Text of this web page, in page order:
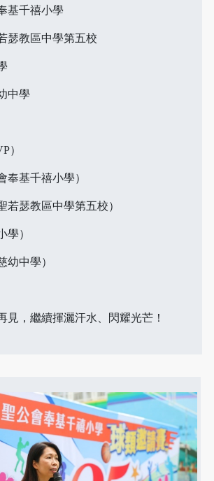
基千禧小學
教區中學第五校
中學
）
奉基千禧小學）
若瑟教區中學第五校）
學）
幼中學）
見，繼續揮灑汗水、閃耀光芒！